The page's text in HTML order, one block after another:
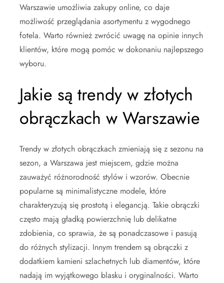
Warszawie umożliwia zakupy online, co daje
możliwość przeglądania asortymentu z wygodnego
fotela. Warto również zwrócić uwagę na opinie innych
klientów, które mogą pomóc w dokonaniu najlepszego
wyboru.
Jakie są trendy w złotych
obrączkach w Warszawie
Trendy w złotych obrączkach zmieniają się z sezonu na
sezon, a Warszawa jest miejscem, gdzie można
zauważyć różnorodność stylów i wzorów. Obecnie
popularne są minimalistyczne modele, które
charakteryzują się prostotą i elegancją. Takie obrączki
często mają gładką powierzchnię lub delikatne
zdobienia, co sprawia, że są ponadczasowe i pasują
do różnych stylizacji. Innym trendem są obrączki z
dodatkiem kamieni szlachetnych lub diamentów, które
nadają im wyjątkowego blasku i oryginalności. Warto